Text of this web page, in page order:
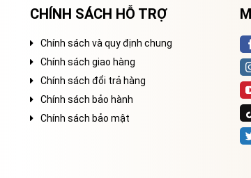
CHÍNH SÁCH HỖ TRỢ
Chính sách và quy định chung
Chính sách giao hàng
Chính sách đổi trả hàng
Chính sách bảo hành
Chính sách bảo mật